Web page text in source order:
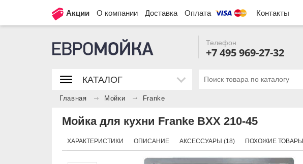
Акции О компании Доставка Оплата Контакты
Телефон
+7 495 969-27-32
КАТАЛОГ
Главная Мойки Franke
Мойка для кухни Franke BXX 210-45
ХАРАКТЕРИСТИКИ ОПИСАНИЕ АКСЕССУАРЫ (18) ПОХОЖИЕ ТОВАРЫ